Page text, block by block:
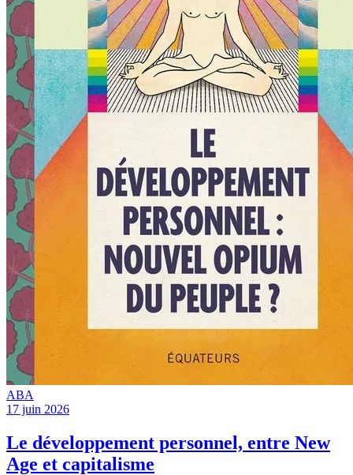
ABA
17 juin 2026
Le développement personnel, entre New
Age et capitalisme